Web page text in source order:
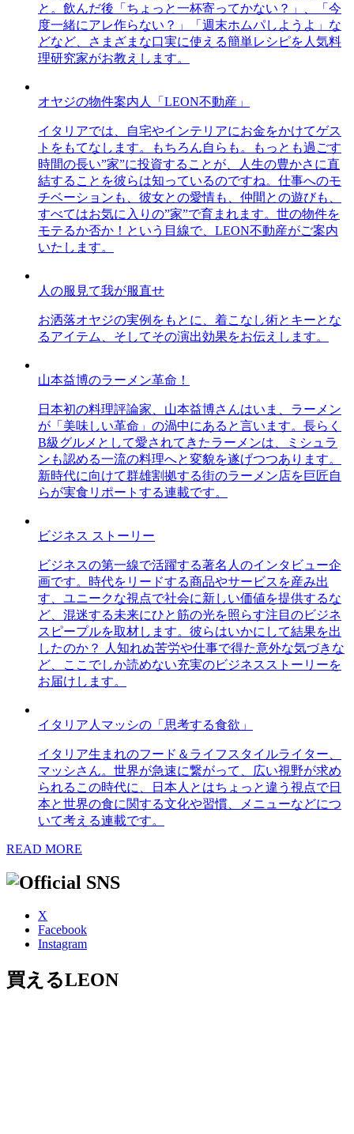
と。飲んだ後「ちょっと一杯寄ってかない？」、「今
度一緒にアレ作らない？」「週末ホムパしようよ」な
どなど、さまざまな口実に使える簡単レシピを人気料
理研究家がお教えします。
オヤジの物件案内人「LEON不動産」
イタリアでは、自宅やインテリアにお金をかけてゲス
トをもてなします。もちろん自らも。もっとも過ごす
時間の長い”家”に投資することが、人生の豊かさに直
結することを彼らは知っているのですね。仕事へのモ
チベーションも、彼女との愛情も、仲間との遊びも、
すべてはお気に入りの”家”で育まれます。世の物件を
モテるか否か！という目線で、LEON不動産がご案内
いたします。
人の服見て我が服直せ
お洒落オヤジの実例をもとに、着こなし術とキーとな
るアイテム、そしてその演出効果をお伝えします。
山本益博のラーメン革命！
日本初の料理評論家、山本益博さんはいま、ラーメン
が「美味しい革命」の渦中にあると言います。長らく
B級グルメとして愛されてきたラーメンは、ミシュラ
ンも認める一流の料理へと変貌を遂げつつあります。
新時代に向けて群雄割拠する街のラーメン店を巨匠自
らが実食リポートする連載です。
ビジネス ストーリー
ビジネスの第一線で活躍する著名人のインタビュー企
画です。時代をリードする商品やサービスを産み出
す、ユニークな視点で社会に新しい価値を提供するな
ど、混迷する未来にひと筋の光を照らす注目のビジネ
スピープルを取材します。彼らはいかにして結果を出
したのか？ 人知れぬ苦労や仕事で得た意外な気づきな
ど、ここでしか読めない充実のビジネスストーリーを
お届けします。
イタリア人マッシの「思考する食欲」
イタリア生まれのフード＆ライフスタイルライター、
マッシさん。世界が急速に繋がって、広い視野が求め
られるこの時代に、日本人とはちょっと違う視点で日
本と世界の食に関する文化や習慣、メニューなどにつ
いて考える連載です。
READ MORE
X
Facebook
Instagram
買えるLEON